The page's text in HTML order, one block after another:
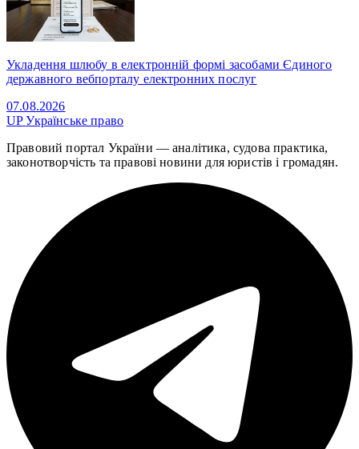
Укладення шлюбу в електронній формі засобами Єдиного
державного вебпорталу електронних послуг
07.08.2026
UPУкраїнське право
Правовий портал України — аналітика, судова практика,
законотворчість та правові новини для юристів і громадян.